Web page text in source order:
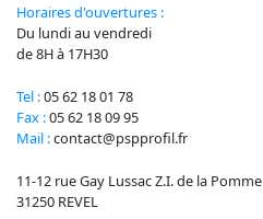
11-12 rue Gay Lussac Z.I. de la Pomme
31250 REVEL
Tel :05 62 18 01 78
Fax :05 62 18 09 95
Mail :contact@pspprofil.fr
Horaires d'ouvertures :
Du lundi au vendredi
de 8H à 17H30